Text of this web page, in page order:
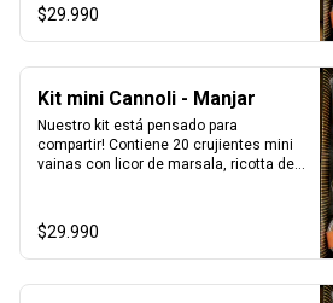
naranja confitada, marrasquino,
pistacho y una exquisita crema de
pistacho.
$29.990
Kit mini Cannoli - Manjar
Nuestro kit está pensado para
compartir! Contiene 20 crujientes mini
vainas con licor de marsala, ricotta de
naranja confitada, marrasquino,
pistacho y una exquisita crema de
pistacho.
$29.990